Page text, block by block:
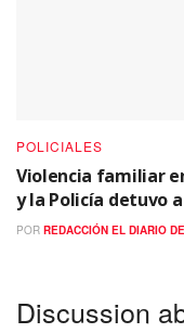
POLICIALES
Violencia familiar
y la Policía detuvo
POR REDACCIÓN EL DIARIO
Discussion